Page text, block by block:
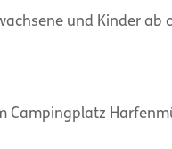
und Kinder
Campingplatz